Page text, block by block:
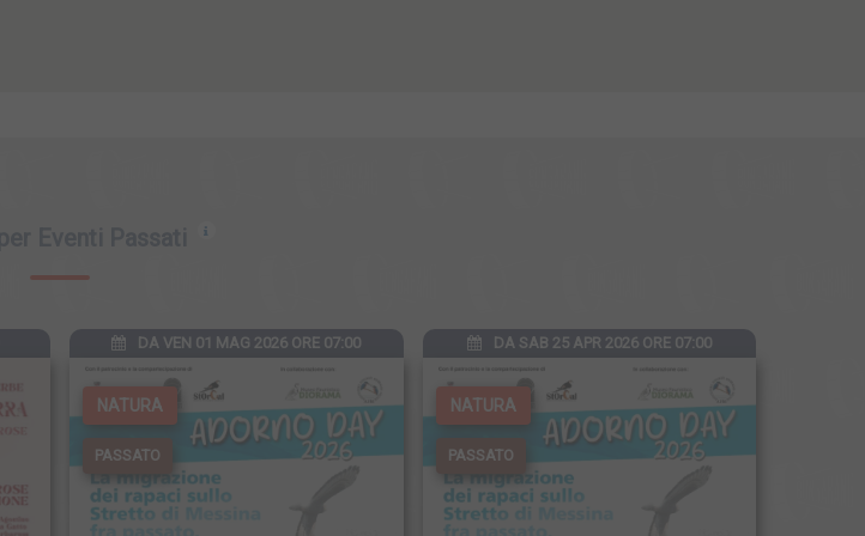
DA VEN 01 MAG 2026 ORE 07:00
NATURA
PASSATO
DA SAB 25 APR 2026 ORE 07:00
NATURA
PASSATO